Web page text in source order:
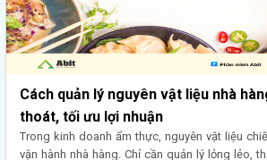
Cách quản lý nguyên vật liệu nhà
thoát, tối ưu lợi nhuận
Trong kinh doanh ẩm thực, nguyên vật liệu
vận hành nhà hàng. Chỉ cần quản lý lỏng lẻo,